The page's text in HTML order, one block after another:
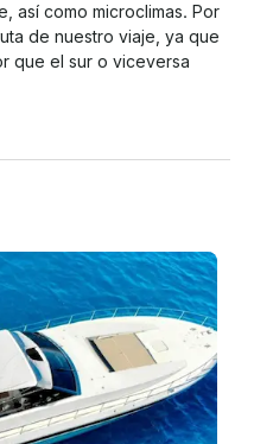
así como microclimas. Por
de nuestro viaje, ya que
que el sur o viceversa
meteorológicos son
que hay que
de Miami Beach.
METEOROLÓGICA
COMO PROMEDIO
SOBRE LA HORA